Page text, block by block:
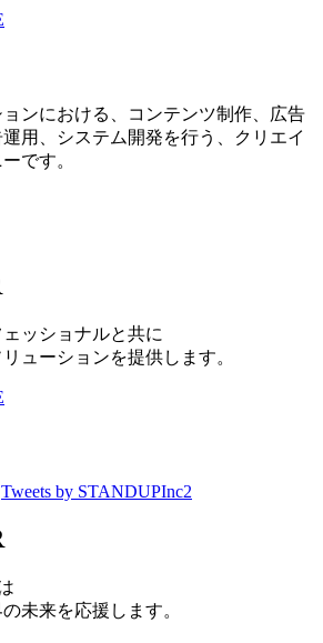
ンにおける、コンテンツ制作、広告
用、システム開発を行う、
クリエイ
です。
ッショナルと共に
ューションを提供します。
Tweets by STANDUPInc2
未来を応援します。